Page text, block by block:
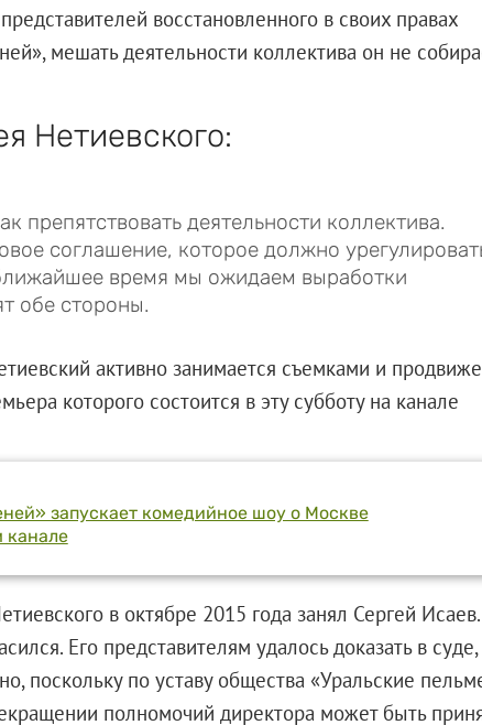
восстановленного в своих правах
мешать деятельности коллектива он не
Нетиевского:
препятствовать деятельности коллектива.
соглашение, которое должно
время мы ожидаем выработки
обе стороны.
активно занимается съемками и
которого состоится в эту субботу на канале
запускает комедийное шоу о Москве
канале
в октябре 2015 года занял Сергей Исаев.
Его представителям удалось доказать в суде,
поскольку по уставу общества «Уральские
полномочий директора может быть